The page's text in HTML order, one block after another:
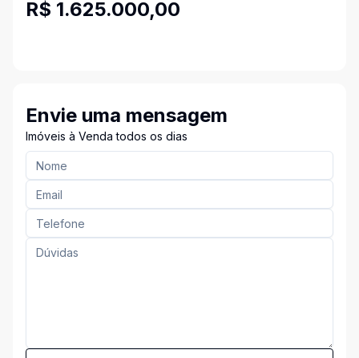
R$ 1.625.000,00
Envie uma mensagem
Imóveis à Venda todos os dias